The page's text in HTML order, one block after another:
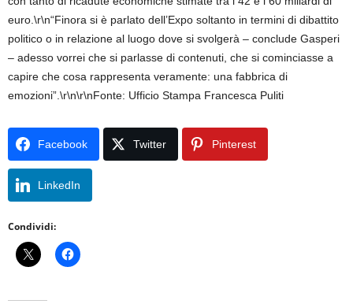
euro.\r\n“Finora si è parlato dell’Expo soltanto in termini di dibattito
politico o in relazione al luogo dove si svolgerà – conclude Gasperi
– adesso vorrei che si parlasse di contenuti, che si cominciasse a
capire che cosa rappresenta veramente: una fabbrica di
emozioni”.\r\n\r\nFonte: Ufficio Stampa Francesca Puliti
Facebook Twitter Pinterest
LinkedIn
Condividi: